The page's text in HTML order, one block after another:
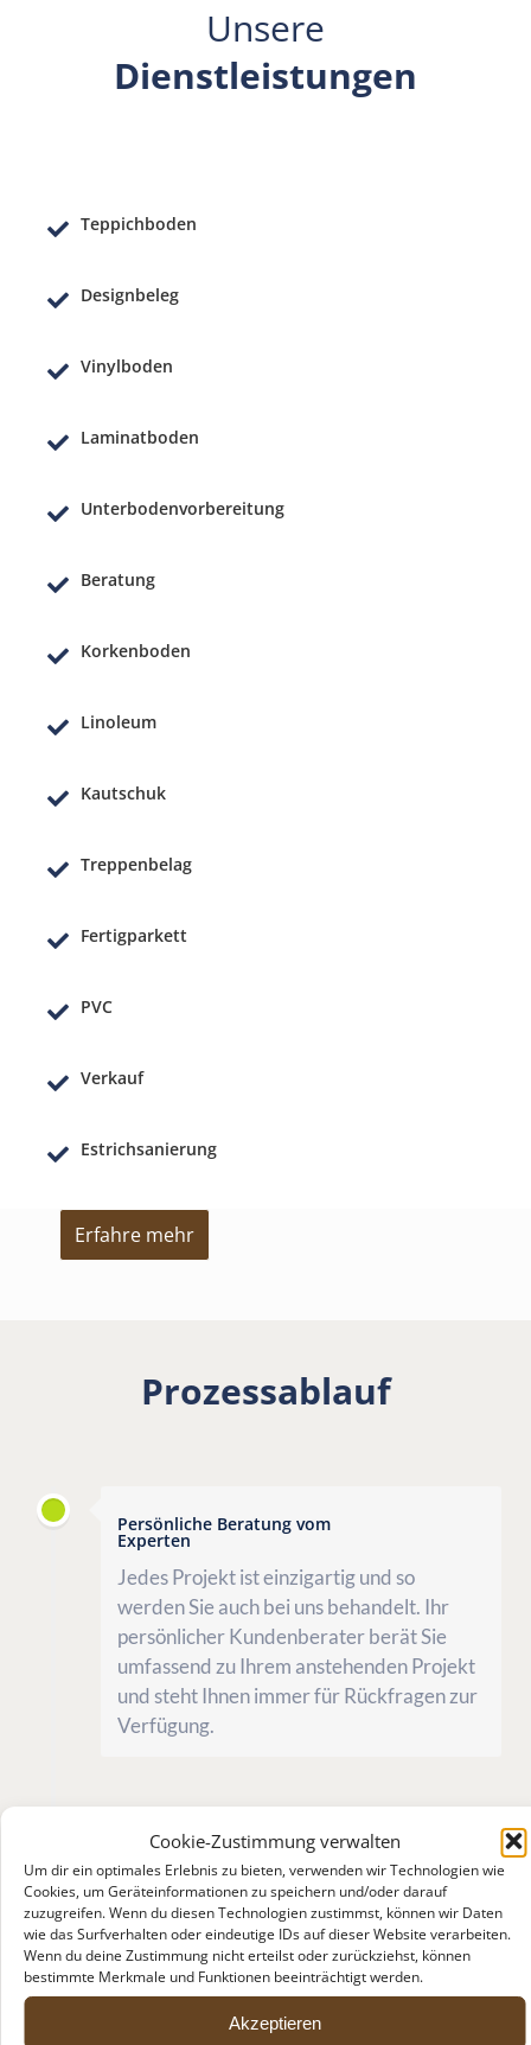
Cookie-Zustimmung verwalten
Um dir ein optimales Erlebnis zu bieten, verwenden wir Technologien wie
Cookies, um Geräteinformationen zu speichern und/oder darauf
zuzugreifen. Wenn du diesen Technologien zustimmst, können wir Daten
wie das Surfverhalten oder eindeutige IDs auf dieser Website verarbeiten.
Wenn du deine Zustimmung nicht erteilst oder zurückziehst, können
bestimmte Merkmale und Funktionen beeinträchtigt werden.
Akzeptieren
Unsere
Dienstleistungen
Teppichboden
Designbeleg
Vinylboden
Laminatboden
Unterbodenvorbereitung
Beratung
Korkenboden
Linoleum
Kautschuk
Treppenbelag
Fertigparkett
PVC
Verkauf
Estrichsanierung
Erfahre mehr
Prozessablauf
Persönliche Beratung vom
Experten
Jedes Projekt ist einzigartig und so
werden Sie auch bei uns behandelt. Ihr
persönlicher Kundenberater berät Sie
umfassend zu Ihrem anstehenden Projekt
und steht Ihnen immer für Rückfragen zur
Verfügung.
Ihr Ansprechpartner vor
Ort
Wir arbeiten mit den besten
Handwerkern aus Ihrer Umgebung
zusammen. Diese sind von uns sorgfältig
ausgewählt, wir versprechen höchste
Qualität im Handwerk und besten